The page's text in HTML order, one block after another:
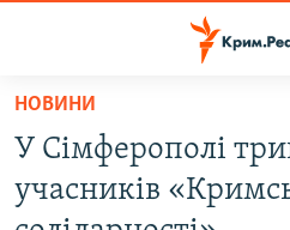
Перейти
основного
матеріалу
Перейти
НОВИНИ
ВОДА.КРИМ
ВІДЕО ТА ФОТО
НОВИНИ
У Сімферополі
учасників